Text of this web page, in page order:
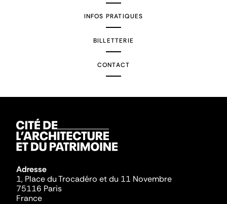
INFOS PRATIQUES
BILLETTERIE
CONTACT
Adresse
1, Place du Trocadéro et du 11 Novembre
75116 Paris
France